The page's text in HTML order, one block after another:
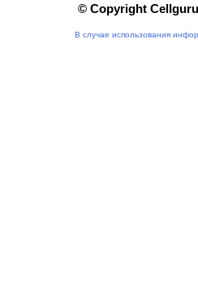
© Copyright
В случае использования